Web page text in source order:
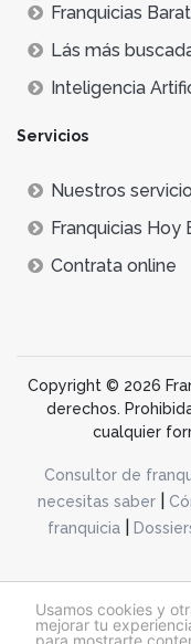
Usamos cookies y
mejorar tu
para mostrarte
Franquicias
Lás más
Inteligencia
Servicios
Nuestros
Franquicias Hoy
Contrata online
Copyright © 2026
derechos.
cualquier
Consultor de
necesitas saber
franquicia|